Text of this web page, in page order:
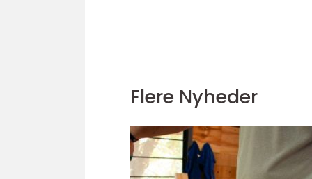
Flere Nyheder